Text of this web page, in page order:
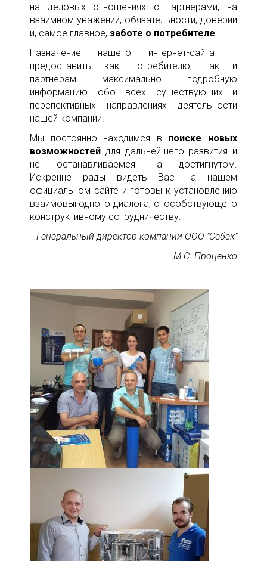
на деловых отношениях с партнерами, на
взаимном уважении, обязательности, доверии
и, самое главное, заботе о потребителе.
Назначение нашего интернет-сайта –
предоставить как потребителю, так и
партнерам максимально подробную
информацию обо всех существующих и
перспективных направлениях деятельности
нашей компании.
Мы постоянно находимся в поиске новых
возможностей для дальнейшего развития и
не останавливаемся на достигнутом.
Искренне рады видеть Вас на нашем
официальном сайте и готовы к установлению
взаимовыгодного диалога, способствующего
конструктивному сотрудничеству.
Генеральный директор компании ООО "Себек"
М.С. Проценко